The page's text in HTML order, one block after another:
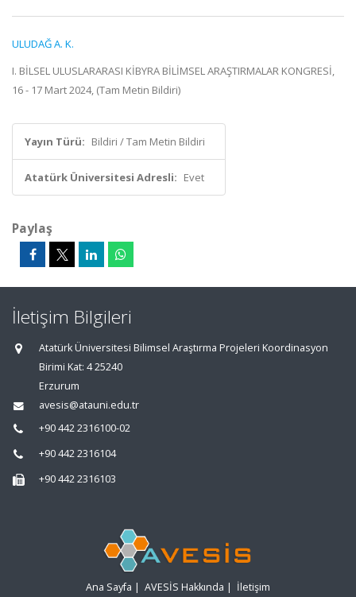
ULUDAĞ A. K.
I. BİLSEL ULUSLARARASI KİBYRA BİLİMSEL ARAŞTIRMALAR KONGRESİ,
16 - 17 Mart 2024, (Tam Metin Bildiri)
Yayın Türü: Bildiri / Tam Metin Bildiri
Atatürk Üniversitesi Adresli: Evet
Paylaş
İletişim Bilgileri
Atatürk Üniversitesi Bilimsel Araştırma Projeleri Koordinasyon
Birimi Kat: 4 25240
Erzurum
avesis@atauni.edu.tr
+90 442 2316100-02
+90 442 2316104
+90 442 2316103
Ana Sayfa | AVESİS Hakkında | İletişim